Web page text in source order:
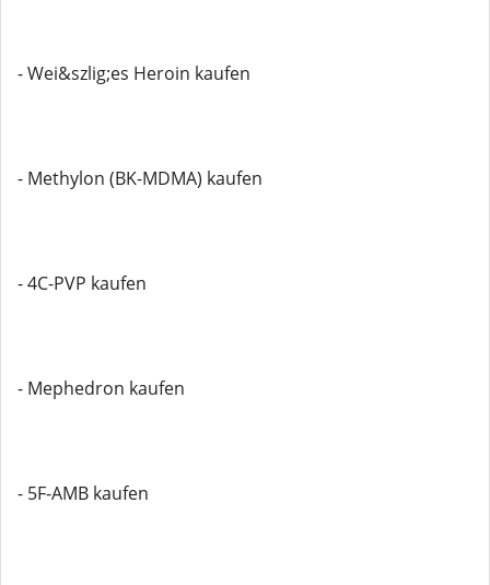
- Wei&szlig;es Heroin kaufen
- Methylon (BK-MDMA) kaufen
- 4C-PVP kaufen
- Mephedron kaufen
- 5F-AMB kaufen